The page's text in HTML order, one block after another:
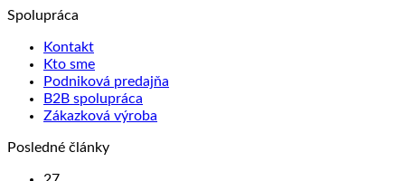
Spolupráca
Kontakt
Kto sme
Podniková predajňa
B2B spolupráca
Zákazková výroba
Posledné články